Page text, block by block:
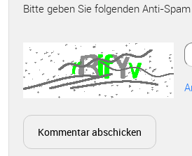
Bitte geben Sie folgenden Anti-